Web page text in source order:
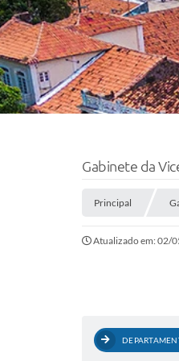
Gabinete da
Principal
Atualizado em: 02/